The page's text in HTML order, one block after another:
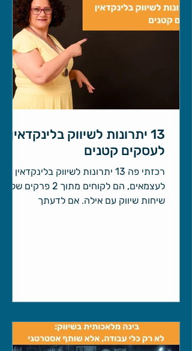
13 יתרונות לשיווק בלינקדאין
לעסקים קטנים
רכזתי פה 13 יתרונות לשיווק בלינקדאין
לעצמאים, הם לקוחים מתוך 2 פרקים של
שיחות שיווק עם אילה. אם לדעתך
העסק, כמובן אם הם פונים לחברות הי-טק,
משכורות גבוהות ורמת השכלה גבוהה
מהממוצע.